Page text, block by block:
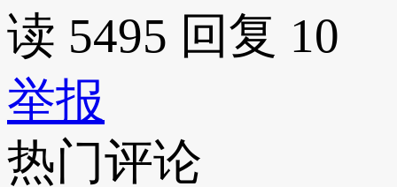
读 5495 回复 10
举报
热门评论